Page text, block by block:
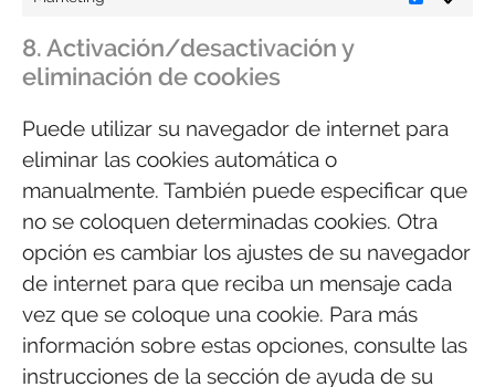
8. Activación/desactivación y
eliminación de cookies
Puede utilizar su navegador de internet para
eliminar las cookies automática o
manualmente. También puede especificar que
no se coloquen determinadas cookies. Otra
opción es cambiar los ajustes de su navegador
de internet para que reciba un mensaje cada
vez que se coloque una cookie. Para más
información sobre estas opciones, consulte las
instrucciones de la sección de ayuda de su